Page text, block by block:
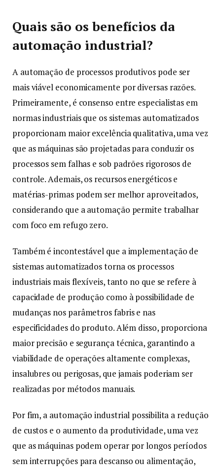
Quais são os benefícios da
automação industrial?
A automação de processos produtivos pode ser
mais viável economicamente por diversas razões.
Primeiramente, é consenso entre especialistas em
normas industriais que os sistemas automatizados
proporcionam maior excelência qualitativa, uma vez
que as máquinas são projetadas para conduzir os
processos sem falhas e sob padrões rigorosos de
controle. Ademais, os recursos energéticos e
matérias-primas podem ser melhor aproveitados,
considerando que a automação permite trabalhar
com foco em refugo zero.
Também é incontestável que a implementação de
sistemas automatizados torna os processos
industriais mais flexíveis, tanto no que se refere à
capacidade de produção como à possibilidade de
mudanças nos parâmetros fabris e nas
especificidades do produto. Além disso, proporciona
maior precisão e segurança técnica, garantindo a
viabilidade de operações altamente complexas,
insalubres ou perigosas, que jamais poderiam ser
realizadas por métodos manuais.
Por fim, a automação industrial possibilita a redução
de custos e o aumento da produtividade, uma vez
que as máquinas podem operar por longos períodos
sem interrupções para descanso ou alimentação,